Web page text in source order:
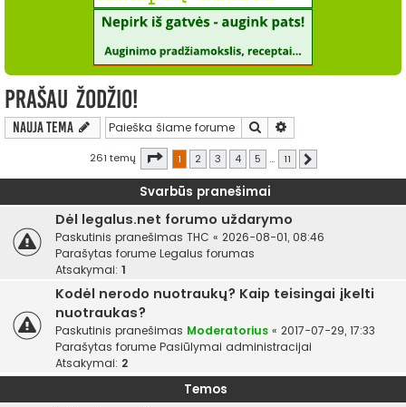
Prašau žodžio!
Nauja tema Ieškoti
261 temų Puslapis iš
1 2 3 4 5 … 11
Svarbūs pranešimai
Dėl legalus.net forumo uždarymo
Paskutinis pranešimas THC « 2026-08-01, 08:46
Parašytas forume Legalus forumas
Atsakymai: 1
Kodėl nerodo nuotraukų? Kaip teisingai įkelti
nuotraukas?
Paskutinis pranešimas Moderatorius « 2017-07-29, 17:33
Parašytas forume Pasiūlymai administracijai
Atsakymai: 2
Temos